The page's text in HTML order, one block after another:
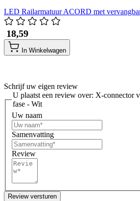
LED Railarmatuur ACORD met
​ 18,59
In Winkelwagen
Schrijf uw eigen review
U plaatst een review over: X-connector
fase - Wit
Uw naam
Samenvatting
Review
Review versturen